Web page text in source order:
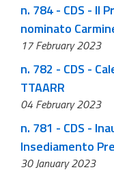
n. 784 - CDS - Il
nominato
Aggiunto del
17 February 2023
n. 782 - CDS -
TTAARR
04 February 2023
n. 781 - CDS -
Insediamento
30 January 2023